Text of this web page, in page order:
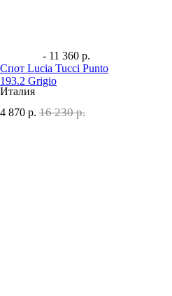
- 11 360 р.
Спот Lucia Tucci Punto
193.2 Grigio
Италия
4 870 р. 16 230 р.